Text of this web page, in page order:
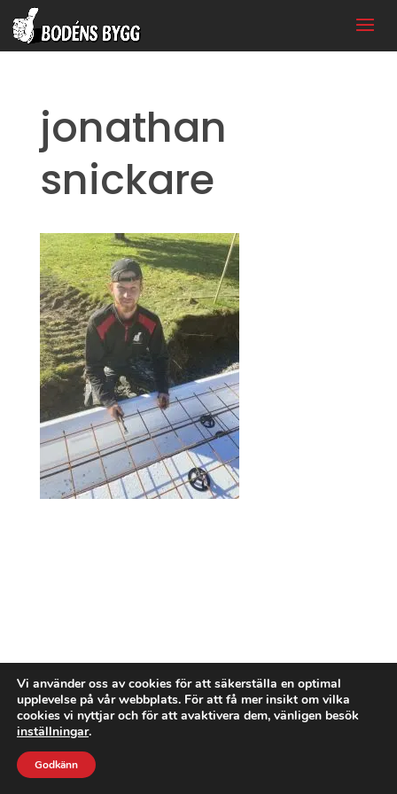
jonathan
snickare
Vi använder oss av cookies för att säkerställa en optimal
upplevelse på vår webbplats. För att få mer insikt om vilka
cookies vi nyttjar och för att avaktivera dem, vänligen besök
inställningar.
Godkänn